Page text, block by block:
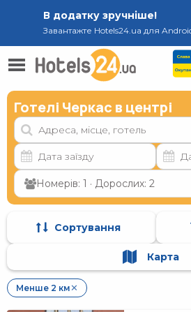
В додатку зручніше!
Завантажте Hotels24.ua для
Готелі Черкас в центрі
Номерів: 1 · Дорослих: 2
Сортування
Карта
Менше 2 км ✕